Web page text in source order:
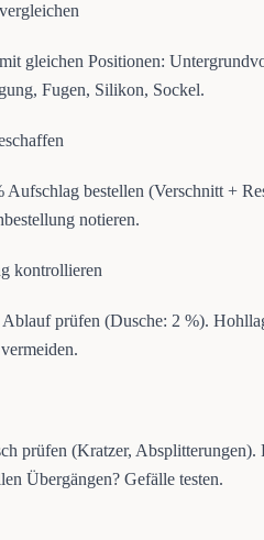
gleichen Positionen:
Fugen, Silikon, Sockel.
Aufschlag bestellen (Verschnitt +
notieren.
kontrollieren
prüfen (Dusche: 2 %).
prüfen (Kratzer, Absplitterungen).
Übergängen? Gefälle testen.